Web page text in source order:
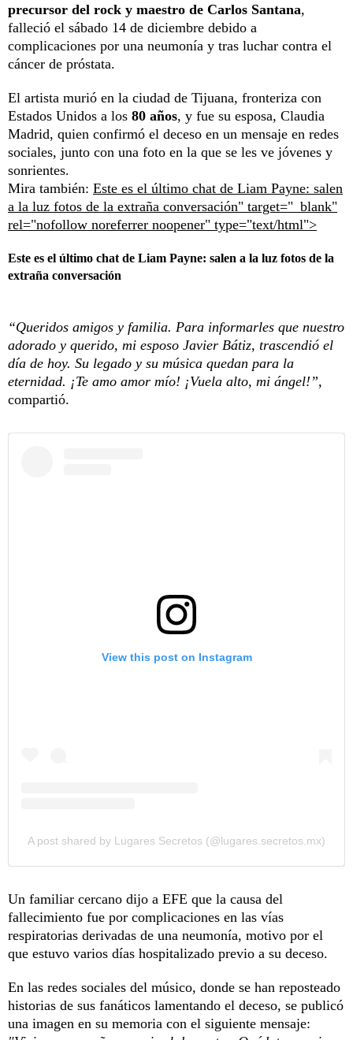
precursor del rock y maestro de Carlos Santana,
falleció el sábado 14 de diciembre debido a
complicaciones por una neumonía y tras luchar contra el
cáncer de próstata.
El artista murió en la ciudad de Tijuana, fronteriza con
Estados Unidos a los 80 años, y fue su esposa, Claudia
Madrid, quien confirmó el deceso en un mensaje en redes
sociales, junto con una foto en la que se les ve jóvenes y
sonrientes.
Mira también: Este es el último chat de Liam Payne: salen
a la luz fotos de la extraña conversación" target="_blank"
rel="nofollow noreferrer noopener" type="text/html">
Este es el último chat de Liam Payne: salen a la luz fotos de la
extraña conversación
“Queridos amigos y familia. Para informarles que nuestro
adorado y querido, mi esposo Javier Bátiz, trascendió el
día de hoy. Su legado y su música quedan para la
eternidad. ¡Te amo amor mío! ¡Vuela alto, mi ángel!”,
compartió.
View this post on Instagram
A post shared by Lugares Secretos (@lugares.secretos.mx)
Un familiar cercano dijo a EFE que la causa del
fallecimiento fue por complicaciones en las vías
respiratorias derivadas de una neumonía, motivo por el
que estuvo varios días hospitalizado previo a su deceso.
En las redes sociales del músico, donde se han reposteado
historias de sus fanáticos lamentando el deceso, se publicó
una imagen en su memoria con el siguiente mensaje: